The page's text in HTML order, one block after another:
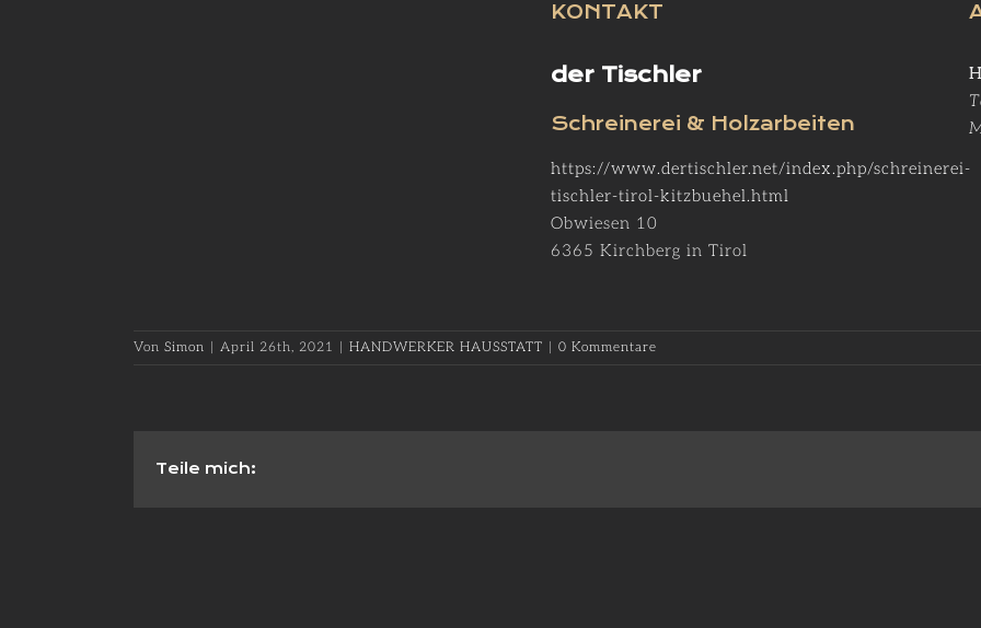
KONTAKT
der Tischler
Schreinerei & Holzarbeiten
https://www.dertischler.net/index.php/schreinerei-
tischler-tirol-kitzbuehel.html
Obwiesen 10
6365 Kirchberg in Tirol
Von Simon April 26th, 2021 HANDWERKER HAUSSTATT 0 Kommentare
Teile mich: